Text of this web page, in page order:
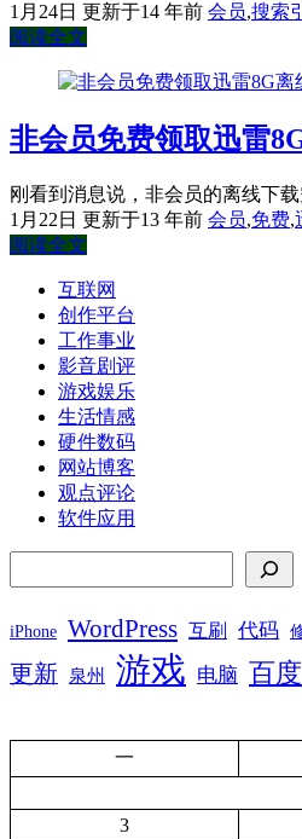
1月24日 更新于14 年前 会员,搜索
阅读全文
非会员免费领取迅雷
刚看到消息说，非会员的离线下
1月22日 更新于13 年前 会员,免费,
阅读全文
互联网
创作平台
工作事业
影音剧评
游戏娱乐
生活情感
硬件数码
网站博客
观点评论
软件应用
iPhone WordPress 互刷 代码
更新 泉州 游戏 电脑 百度
一
3